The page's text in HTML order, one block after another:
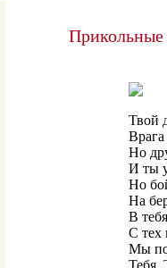
Прикольные
Твой
Но
И ты
Но
На
В
С тех
Мы
Тебя.